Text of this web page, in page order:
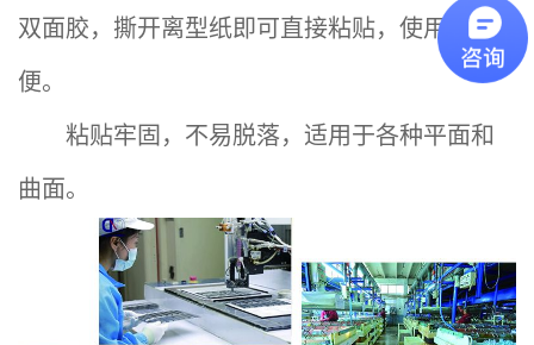
双面胶，撕开离型纸即可直接粘贴，使用方
便‌。
粘贴牢固，不易脱落，适用于各种平面和
曲面‌。